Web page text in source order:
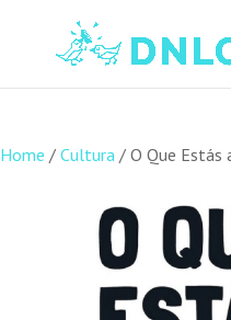
Home / Cultura / O Que Estás